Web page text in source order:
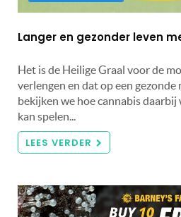
Langer en gezonder leven
Het is de Heilige Graal voor de
verlengen en dat op een
bekijken we hoe cannabis
kan spelen...
LEES VERDER